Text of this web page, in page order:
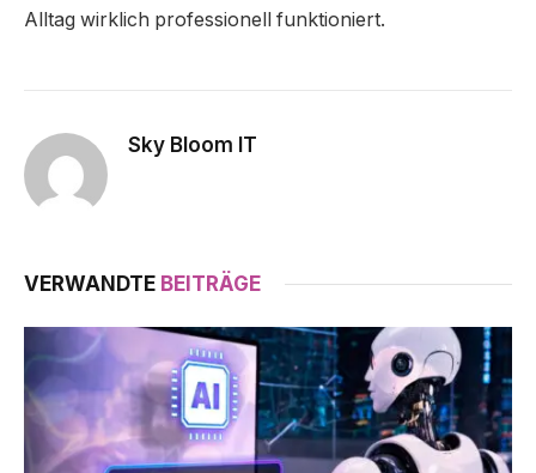
Alltag wirklich professionell funktioniert.
Sky Bloom IT
VERWANDTE BEITRÄGE